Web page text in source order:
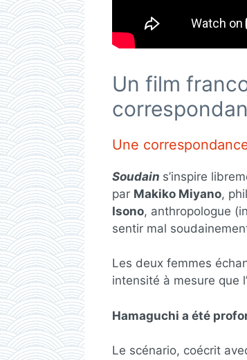
Un film
Une
Soudain s’inspire
par Makiko Miyano,
Isono, anthropologue
sentir mal
Les deux femmes
intensité à mesure que
Hamaguchi a été
Le scénario, coécrit